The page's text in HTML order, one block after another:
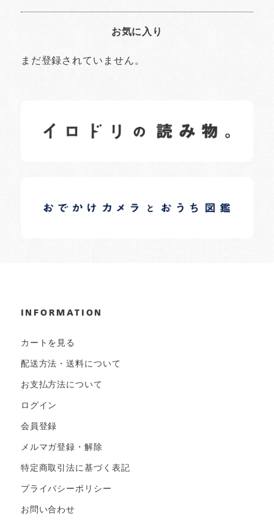
お気に入り
まだ登録されていません。
日常の様子など随時更新中です。
日常の様子など随時更新中です。
INFORMATION
カートを見る
配送方法・送料について
お支払方法について
ログイン
会員登録
メルマガ登録・解除
特定商取引法に基づく表記
プライバシーポリシー
お問い合わせ